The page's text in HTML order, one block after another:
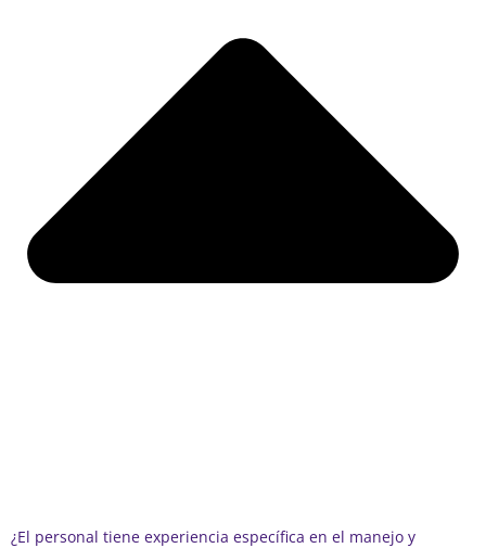
¿El personal tiene experiencia específica en el manejo y